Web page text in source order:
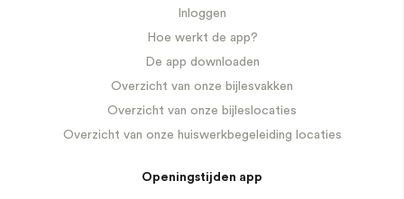
Inloggen
Hoe werkt de app?
De app downloaden
Overzicht van onze bijlesvakken
Overzicht van onze bijleslocaties
Overzicht van onze huiswerkbegeleiding locaties
Openingstijden app